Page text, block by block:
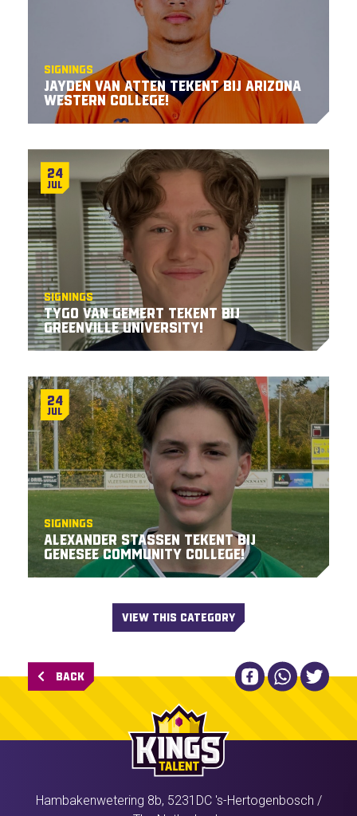
Signings
Jayden Van Atten tekent bij Arizona
Western College!
24
Jul
Signings
Tygo van Gemert tekent bij
Greenville University!
24
Jul
Signings
Alexander Stassen tekent bij
Genesee Community College!
VIEW THIS CATEGORY
BACK
Hambakenwetering 8b, 5231DC's-Hertogenbosch /